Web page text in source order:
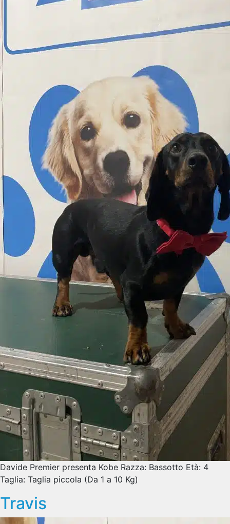
Davide Premier presenta Kobe Razza: Bassotto Età: 4
Taglia: Taglia piccola (Da 1 a 10 Kg)
Travis